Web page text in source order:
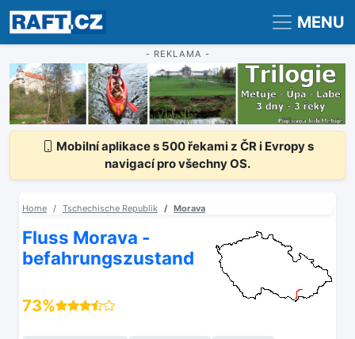
Registrace Přihlášení MENU
- REKLAMA -
Mobilní aplikace s 500 řekami z ČR i Evropy s
navigací pro všechny OS.
Home Tschechische Republik Morava
Fluss Morava -
befahrungszustand
73%